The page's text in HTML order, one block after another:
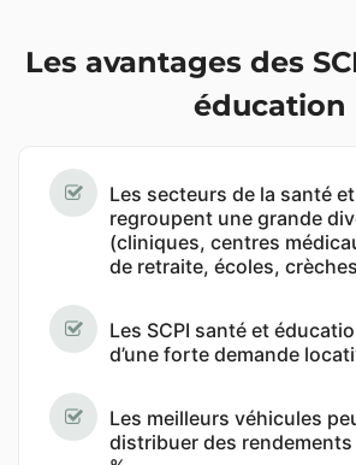
Les avantages des
éducation
Les secteurs de la santé
regroupent une grande
(cliniques, centres
de retraite, écoles,
Les SCPI santé et
d’une forte demande
Les meilleurs véhicules
distribuer des rendements